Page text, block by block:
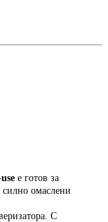
е готов за
силно омаслени
С